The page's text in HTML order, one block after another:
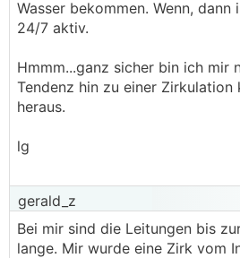
Wasser bekommen. Wenn,
24/7 aktiv.
Hmmm...ganz sicher bin ich mir
Tendenz hin zu einer
heraus.
lg
gerald_z
Bei mir sind die Leitungen bis
lange. Mir wurde eine Zirk vom